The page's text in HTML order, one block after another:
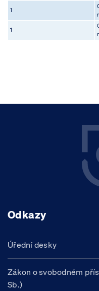
1
1
Odkazy
Úřední desky
Zákon o svobodném
Sb.)